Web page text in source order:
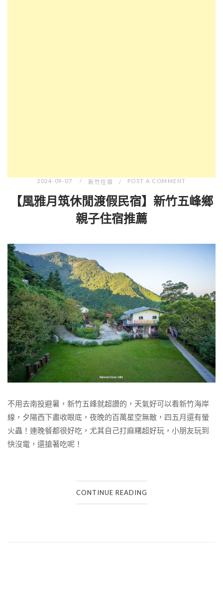
2024-09-07 新竹住宿 POST A COMMENT
【風雅月筑休閒渡假民宿】新竹五峰鄉
親子住宿推薦
不用去南投避暑，新竹五峰就超讚的，天氣好可以看新竹海岸
線，夕陽西下盡收眼底，夜晚的百萬星空無敵，四五月還有螢
火蟲！連晚餐都很好吃，尤其自己打麻糬超好玩，小朋友玩到
快沒電，還搶著吃呢！
CONTINUE READING